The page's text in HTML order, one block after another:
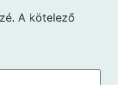
A kötelező